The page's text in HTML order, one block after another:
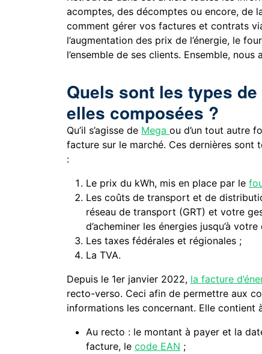
acomptes, des décomptes ou encore, de
comment gérer vos factures et contrats
l’augmentation des prix de l’énergie, le
l’ensemble de ses clients. Ensemble,
Quels sont les types
elles composées ?
Qu’il s’agisse de Megaou d’un tout autre
facture sur le marché. Ces dernières sont
:
Le prix du kWh, mis en place par le
Les coûts de transport et de
réseau de transport (GRT) et votre
d’acheminer les énergies jusqu’à
Les taxes fédérales et régionales ;
La TVA.
Depuis le 1er janvier 2022, la facture
recto-verso. Ceci afin de permettre aux
informations les concernant. Elle contient
Au recto : le montant à payer et la
facture, lecode EAN ;